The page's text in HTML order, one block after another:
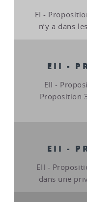
EI -
n’y a dans
EII -
EII -
Proposition
EII -
EII -
dans une